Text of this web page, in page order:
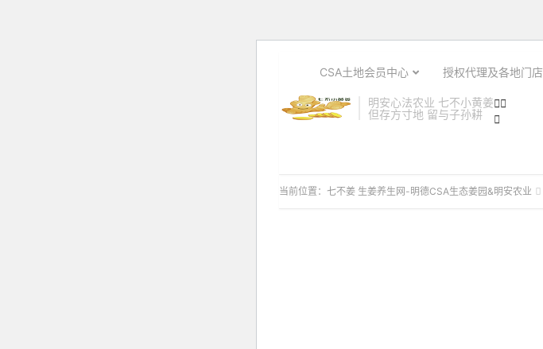
明安心法农业 七不小黄姜
但存方寸地 留与子孙耕


CSA土地会员中心 授权代理及各地门店
当前位置： 七不姜 生姜养生网-明德CSA生态姜园&明安农业 